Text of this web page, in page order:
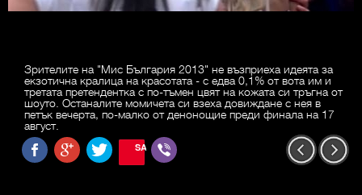
Зрителите на "Мис България 2013" не възприеха идеята за
екзотична кралица на красотата - с едва 0,1% от вота им и
третата претендентка с по-тъмен цвят на кожата си тръгна от
шоуто. Останалите момичета си взеха довиждане с нея в
петък вечерта, по-малко от денонощие преди финала на 17
август.
SAVE